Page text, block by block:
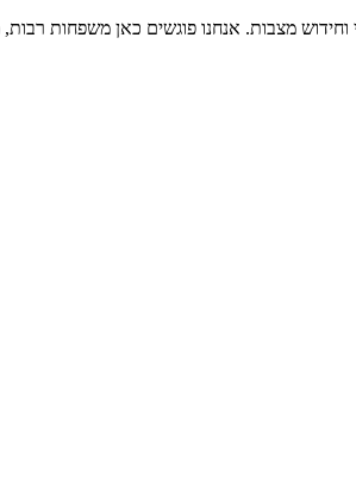
מצבות. אנחנו פוגשים כאן משפחות